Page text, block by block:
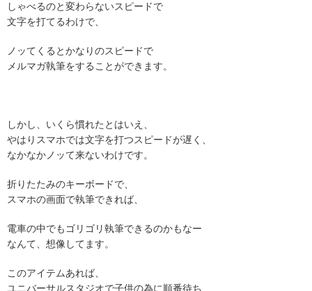
しゃべるのと変わらないスピードで
文字を打てるわけで、
ノッてくるとかなりのスピードで
メルマガ執筆をすることができます。
しかし、いくら慣れたとはいえ、
やはりスマホでは文字を打つスピードが遅く、
なかなかノッて来ないわけです。
折りたたみのキーボードで、
スマホの画面で執筆できれば、
電車の中でもゴリゴリ執筆できるのかもなー
なんて、想像してます。
このアイテムあれば、
ユニバーサルスタジオで子供の為に順番待ち